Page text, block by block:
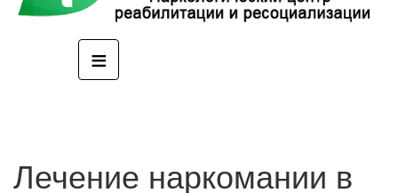
≡
Лечение наркомании в